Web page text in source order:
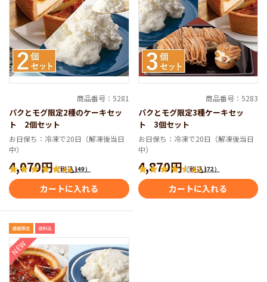
商品番号：5281
パクとモグ限定2種のケーキセッ
ト 2個セット
お日保ち：冷凍で20日（解凍後当日
中）
4.8（49）
4,070円（税込）
カートに入れる
商品番号：5283
パクとモグ限定3種ケーキセッ
ト 3個セット
お日保ち：冷凍で20日（解凍後当日
中）
4.7（72）
4,870円（税込）
カートに入れる
NEW